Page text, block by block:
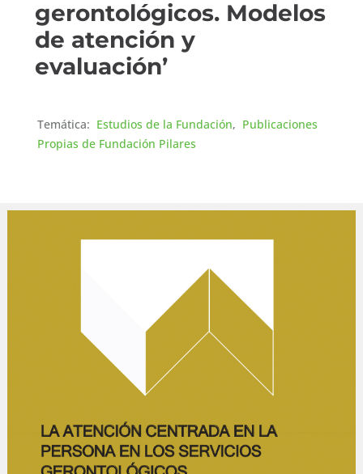
gerontológicos. Modelos
de atención y
evaluación’
Temática: Estudios de la Fundación, Publicaciones
Propias de Fundación Pilares